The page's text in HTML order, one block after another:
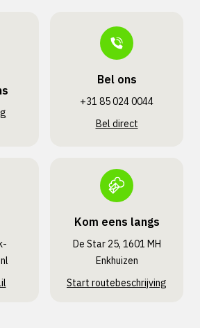
Bel ons
+31 85 024 0044
Bel direct
Kom eens langs
De Star 25, 1601 MH
Enkhuizen
Start routebeschrijving